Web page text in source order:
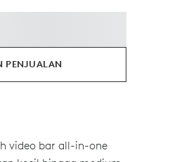
PENJUALAN
video bar all-in-one